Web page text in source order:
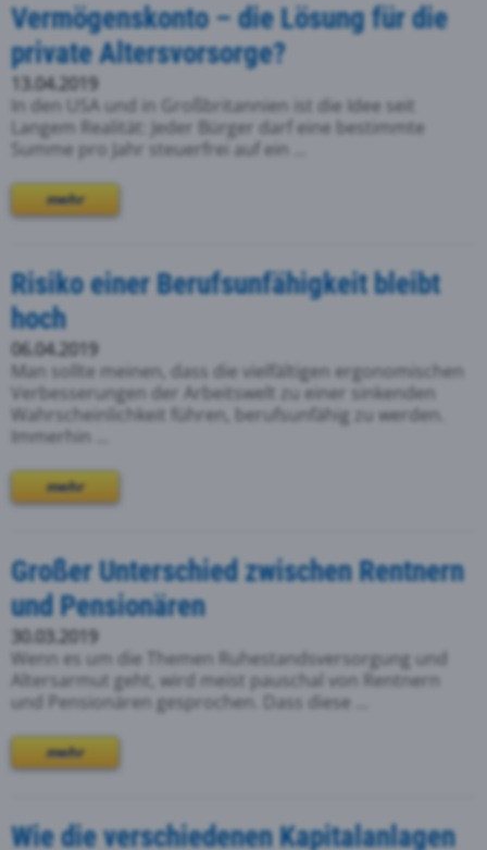
Vermögenskonto – die Lösung für die
private Altersvorsorge?
13.04.2019
In den USA und in Großbritannien ist die Idee seit
Langem Realität: Jeder Bürger darf eine bestimmte
Summe pro Jahr steuerfrei auf ein ...
mehr
Risiko einer Berufsunfähigkeit bleibt
hoch
06.04.2019
Man sollte meinen, dass die vielfältigen ergonomischen
Verbesserungen der Arbeitswelt zu einer sinkenden
Wahrscheinlichkeit führen, berufsunfähig zu werden.
Immerhin ...
mehr
Großer Unterschied zwischen Rentnern
und Pensionären
30.03.2019
Wenn es um die Themen Ruhestandsversorgung und
Altersarmut geht, wird meist pauschal von Rentnern
und Pensionären gesprochen. Dass diese ...
mehr
Wie die verschiedenen Kapitalanlagen